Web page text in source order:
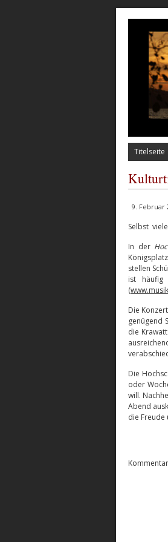
Titelseite
9. Februar
Selbst
In der
stellen
ist häufig
(
Die
genügend
die
Die
oder
will.
Abend
die Freude